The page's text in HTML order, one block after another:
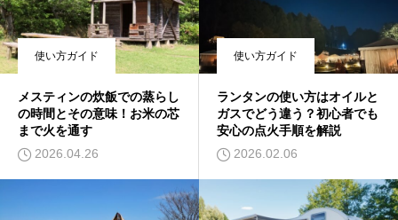
使い方ガイド
メスティンの炊飯での蒸らし
の時間とその意味！お米の芯
まで火を通す
2026.04.26
使い方ガイド
ランタンの使い方はオイルと
ガスでどう違う？初心者でも
安心の点火手順を解説
2026.02.06